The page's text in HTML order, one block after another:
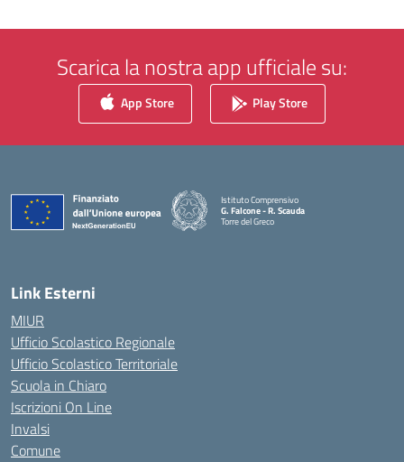
Scarica la nostra app ufficiale su:
App Store Play Store
Istituto Comprensivo
G. Falcone - R. Scauda
Torre del Greco
Link Esterni
MIUR
Ufficio Scolastico Regionale
Ufficio Scolastico Territoriale
Scuola in Chiaro
Iscrizioni On Line
Invalsi
Comune